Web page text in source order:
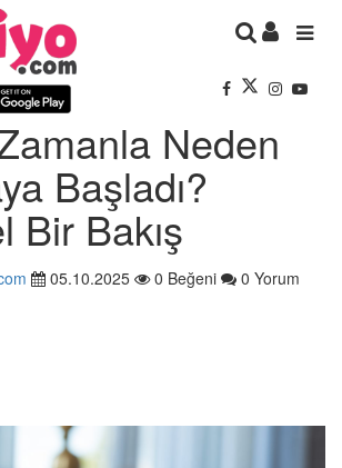
Neden
Başladı?
Bir Bakış
05.10.2025 0 Beğeni 0 Yorum